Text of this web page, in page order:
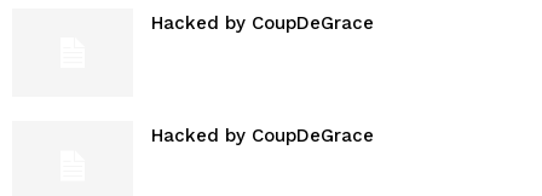
Hacked by CoupDeGrace
Hacked by CoupDeGrace